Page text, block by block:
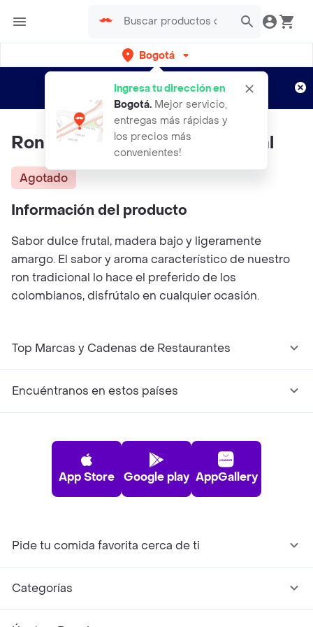
Bogotá
Ingresa tu dirección en
Bogotá. Mejor servicio,
entregas más rápidas y
los precios más
convenientes!
envíos gratis por semanas
Aplican TyC
Ron Viejo De Caldas Tradicional
Agotado
Información del producto
Sabor dulce frutal, madera bajo y ligeramente
amargo. El sabor y aroma característico de nuestro
ron tradicional lo hace el preferido de los
colombianos, disfrútalo en cualquier ocasión.
Top Marcas y Cadenas de Restaurantes
Encuéntranos en estos países
App Store Google play AppGallery
Pide tu comida favorita cerca de ti
Categorías